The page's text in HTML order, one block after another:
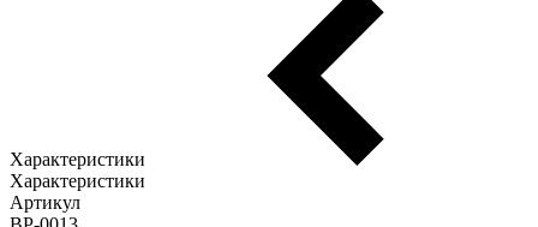
Характеристики
Характеристики
Артикул